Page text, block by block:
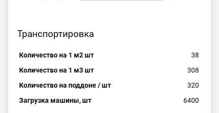
Транспортировка
Количество на 1 м2 шт
38
Количество на 1 м3 шт
308
Количество на поддоне / шт
320
Загрузка машины, шт
6400